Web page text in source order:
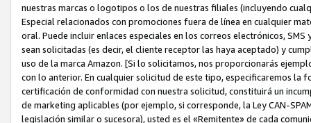
nuestras marcas o logotipos o los de nuestras filiales (incluyendo
Especial relacionados con promociones fuera de línea en cualquier
oral. Puede incluir enlaces especiales en los correos electrónicos,
sean solicitadas (es decir, el cliente receptor las haya aceptado) y
uso de la marca Amazon. [Si lo solicitamos, nos proporcionarás
con lo anterior. En cualquier solicitud de este tipo, especificaremos
certificación de conformidad con nuestra solicitud, constituirá un
de marketing aplicables (por ejemplo, si corresponde, la Ley CAN-
legislación similar o sucesora), usted es el «Remitente» de cada